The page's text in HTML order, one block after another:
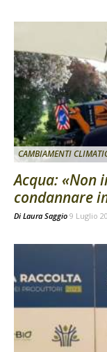
CAMBIAMENTI
Acqua: «Non
condannare
Di Laura Saggio 9 Luglio